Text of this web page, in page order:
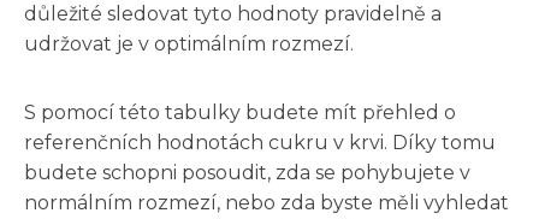
důležité sledovat tyto hodnoty pravidelně a
udržovat je v optimálním rozmezí.
S pomocí této tabulky budete mít přehled o
referenčních hodnotách cukru v krvi. Díky tomu
budete schopni posoudit, zda se pohybujete v
normálním rozmezí, nebo zda byste měli vyhledat